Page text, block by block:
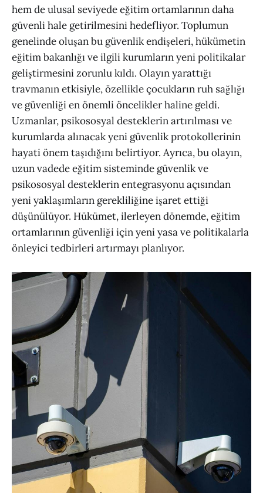
hem de ulusal seviyede eğitim ortamlarının daha
güvenli hale getirilmesini hedefliyor. Toplumun
genelinde oluşan bu güvenlik endişeleri, hükümetin
eğitim bakanlığı ve ilgili kurumların yeni politikalar
geliştirmesini zorunlu kıldı. Olayın yarattığı
travmanın etkisiyle, özellikle çocukların ruh sağlığı
ve güvenliği en önemli öncelikler haline geldi.
Uzmanlar, psikososyal desteklerin artırılması ve
kurumlarda alınacak yeni güvenlik protokollerinin
hayati önem taşıdığını belirtiyor. Ayrıca, bu olayın,
uzun vadede eğitim sisteminde güvenlik ve
psikososyal desteklerin entegrasyonu açısından
yeni yaklaşımların gerekliliğine işaret ettiği
düşünülüyor. Hükümet, ilerleyen dönemde, eğitim
ortamlarının güvenliği için yeni yasa ve politikalarla
önleyici tedbirleri artırmayı planlıyor.